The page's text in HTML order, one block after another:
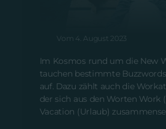
Vom 4. August 2023
Im Kosmos rund um die New
tauchen bestimmte
auf. Dazu zählt auch die
der sich aus den Worten Work
Vacation (Urlaub)